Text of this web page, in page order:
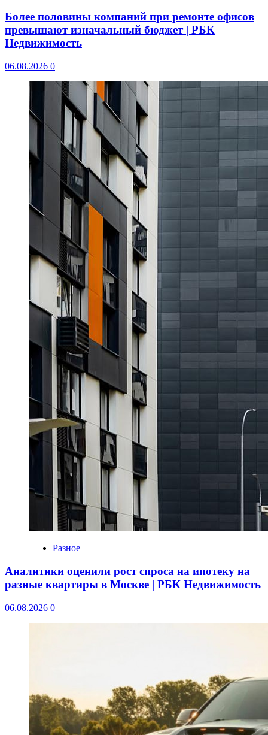
Более половины компаний при ремонте офисов
превышают изначальный бюджет | РБК
Недвижимость
06.08.2026 0
Разное
Аналитики оценили рост спроса на ипотеку на
разные квартиры в Москве | РБК Недвижимость
06.08.2026 0